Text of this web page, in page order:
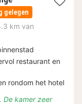
nacht
vanaf
€
gelegen
km van
restaurant en
rondom het hotel
De kamer zeer